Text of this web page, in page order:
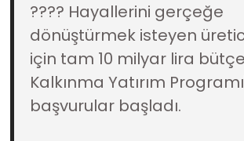
???? Hayallerini gerçeğe
dönüştürmek isteyen
için tam 10 milyar lira
Kalkınma Yatırım
başvurular başladı.